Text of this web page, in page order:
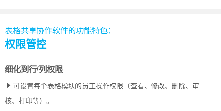
表格共享协作软件的功能特色：
权限管控
细化到行/列权限
可设置每个表格模块的员工操作权限（查看、修改、删除、审
核、打印等）。